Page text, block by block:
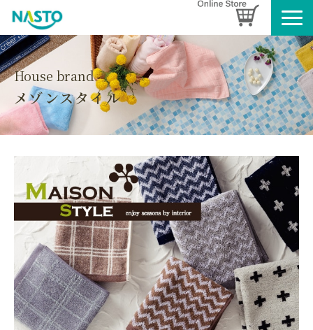
企業情報
製品情報
お知らせ
ブログ
採用情報
SDGsへの取り組み
House brand
メゾンスタイル